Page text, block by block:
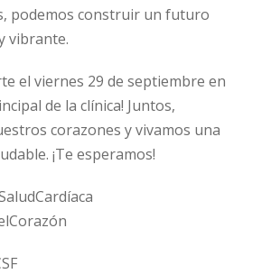
podemos construir un futuro
vibrante.
el viernes 29 de septiembre en
de la clínica! Juntos,
corazones y vivamos una
¡Te esperamos!